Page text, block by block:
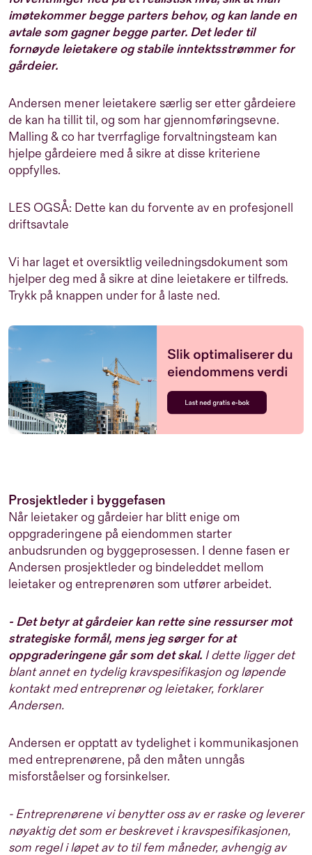
imøtekommer begge parters behov, og kan lande en
avtale som gagner begge parter. Det leder til
fornøyde leietakere og stabile inntektsstrømmer for
gårdeier.
Andersen mener leietakere særlig ser etter gårdeiere
de kan ha tillit til, og som har gjennomføringsevne.
Malling & co har tverrfaglige forvaltningsteam kan
hjelpe gårdeiere med å sikre at disse kriteriene
oppfylles.
LES OGSÅ: Dette kan du forvente av en profesjonell
driftsavtale
Vi har laget et oversiktlig veiledningsdokument som
hjelper deg med å sikre at dine leietakere er tilfreds.
Trykk på knappen under for å laste ned.
Prosjektleder i byggefasen
Når leietaker og gårdeier har blitt enige om
oppgraderingene på eiendommen starter
anbudsrunden og byggeprosessen. I denne fasen er
Andersen prosjektleder og bindeleddet mellom
leietaker og entreprenøren som utfører arbeidet.
- Det betyr at gårdeier kan rette sine ressurser mot
strategiske formål, mens jeg sørger for at
oppgraderingene går som det skal. I dette ligger det
blant annet en tydelig kravspesifikasjon og løpende
kontakt med entreprenør og leietaker, forklarer
Andersen.
Andersen er opptatt av tydelighet i kommunikasjonen
med entreprenørene, på den måten unngås
misforståelser og forsinkelser.
- Entreprenørene vi benytter oss av er raske og leverer
nøyaktig det som er beskrevet i kravspesifikasjonen,
som regel i løpet av to til fem måneder, avhengig av